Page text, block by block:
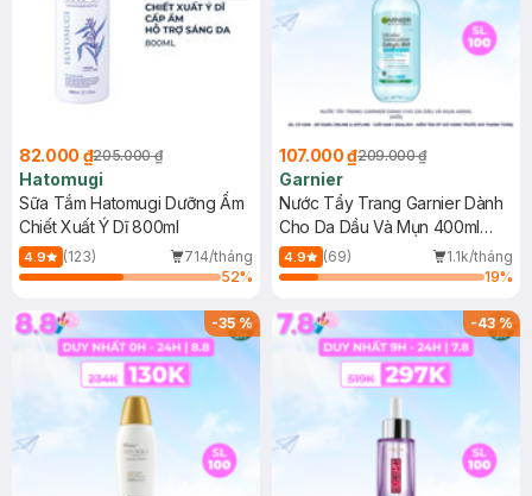
82.000 ₫205.000 ₫
Hatomugi
Sữa Tắm Hatomugi Dưỡng Ẩm
Chiết Xuất Ý Dĩ 800ml
4.9 (123)
714/tháng
52%
107.000 ₫209.000 ₫
Garnier
Nước Tẩy Trang Garnier Dành
Cho Da Dầu Và Mụn 400ml
(Mới)
4.9 (69)
1.1k/tháng
19%
-35% -43%